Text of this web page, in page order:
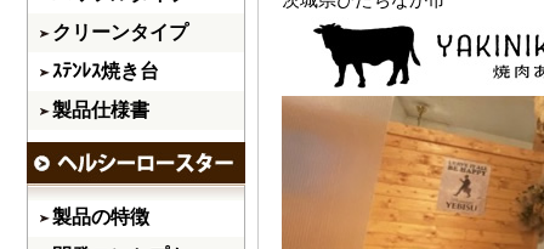
クリーンタイプ
ｽﾃﾝﾚｽ焼き台
製品仕様書
製品の特徴